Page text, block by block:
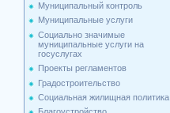
Муниципальный контроль
Муниципальные услуги
Социально значимые
муниципальные услуги на
госуслугах
Проекты регламентов
Градостроительство
Социальная жилищная политика